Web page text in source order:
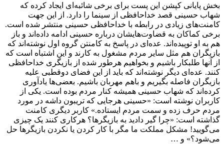
بخش پایانی کپشن این پست برای برخی شائبه‌ای ایجاد کرده که
شهاب حسینی قصد خداحافظی از سینما را دارد. از این جهت
کامنت‌های زیادی در رابطه با خداحافظی حسینی منتشر شده است.
برخی کماکان به قضاوت‌هایشان درباره حسینی ادامه داده‌اند و باز
هم به او توپیده‌اند. عده‌ای در پاسخ به کامنتن گروه اول نوشته‌اند که
بازیگران هم مثل سایر مردم مشغول به کارند و این اشتباه است که
از آنها طلبکار باشیم و بخواهیم هرطور شده از بازیگری خداحافظی
کنند. عده‌ای دیگر نوشته‌اند که باید از این فضای دوقطبی علیه
بازیگران فاصله بگیریم و باهم مهربان باشیم. بعضی‌ها یادآوری
کرده‌اند که شهاب حسینی همیشه کنار مردم بوده است. یکی از
کاربران نوشته است: «حسینی هرجایی که تریبون داشه در مورد
مردم حرف زده و سمت مردم ایستاده.» کاربر دیگری کامنت
گذاشته است: «چرا گیر دادید به بازیگرها؟ هرکاری کنند یک چیزی
می‌گویید! مشکل مملکت ما مگر با کار کردن یا نکردن بازیگرها حل
می‌شود؟» و …